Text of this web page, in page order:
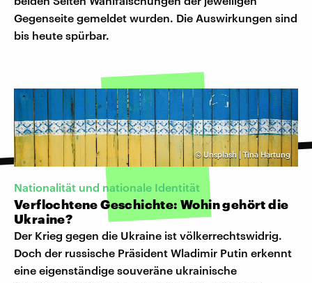
Gegenseite gemeldet wurden. Die Auswirkungen sind
bis heute spürbar.
©Unsplash | Tina Hartung
Nationalität und nationale Identität
Verflochtene Geschichte: Wohin gehört die
Ukraine?
Der Krieg gegen die Ukraine ist völkerrechtswidrig.
Doch der russische Präsident Wladimir Putin erkennt
eine eigenständige souveräne ukrainische